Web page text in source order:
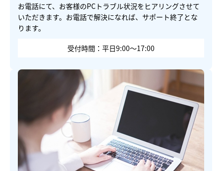
お電話にて、お客様のPCトラブル状況をヒアリングさせて
いただきます。お電話で解決になれば、サポート終了とな
ります。
受付時間：平日9:00～17:00